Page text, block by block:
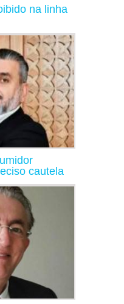
na linha
cautela